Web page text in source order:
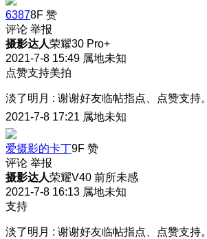
63878F 赞
评论 举报
摄影达人荣耀30 Pro+
2021-7-8 15:49 属地未知
点赞支持美拍
淡了明月 : 谢谢好友临帖指点、点赞支持。
2021-7-8 17:21 属地未知
爱摄影的卡丁9F 赞
评论 举报
摄影达人荣耀V40 前所未感
2021-7-8 16:13 属地未知
支持
淡了明月 : 谢谢好友临帖指点、点赞支持。